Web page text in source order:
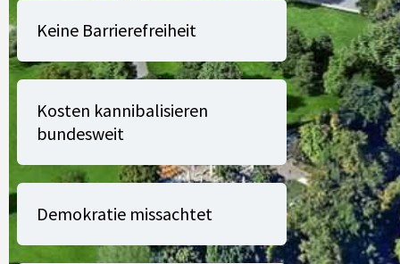
Keine Barrierefreiheit
Kosten kannibalisieren
bundesweit
Demokratie missachtet